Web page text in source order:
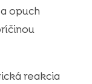
opuch
reakcia